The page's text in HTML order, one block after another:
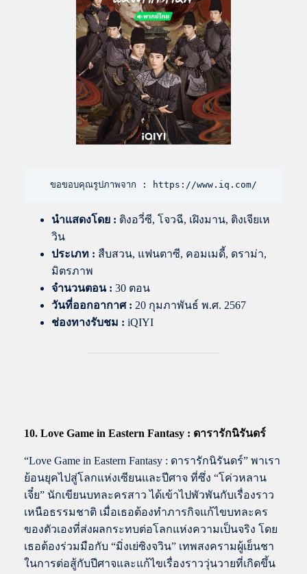
ขอขอบคุณรูปภาพจาก : https://www.iq.com/
นำแสดงโดย : ติงอวี่ซี, โจวฉี, เฝิงมาน, ติงเจียเห
วิน
ประเภท : สืบสวน, แฟนตาซี, คอมเมดี้, ดราม่า,
มิตรภาพ
จำนวนตอน : 30 ตอน
วันที่ออกอากาศ : 20 กุมภาพันธ์ พ.ศ. 2567
ช่องทางรับชม : iQIYI
10. Love Game in Eastern Fantasy : ดารารักนิรันดร์
“Love Game in Eastern Fantasy : ดารารักนิรันดร์” พาเรา
ย้อนยุคไปสู่โลกแห่งเซียนและปีศาจ ที่ซึ่ง “โค่วหลาน
เจี๋ย” นักเขียนบทละครสาว ได้เข้าไปพัวพันกับเรื่องราว
เหนือธรรมชาติ เมื่อเธอต้องทำภารกิจแก้ไขบทละคร
ของตัวเองที่ส่งผลกระทบต่อโลกแห่งความเป็นจริง โดย
เธอต้องร่วมมือกับ “มิ่งเย่ซิงจวิน” เทพสงครามผู้เย็นชา
ในการต่อสู้กับปีศาจและแก้ไขเรื่องราววุ่นวายที่เกิดขึ้น